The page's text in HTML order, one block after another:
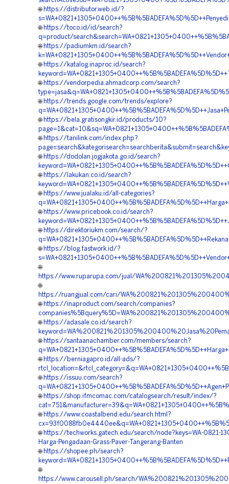
🌐 https://distributor.web.id/?
🌐 https://toco.id/id/search?
q=product/
🌐 https://padiumkm.id/search?
🌐 https://katalog.inaproc.id/search?
🌐 https://vendorpedia.ahmadcorp.com/search?
🌐 https://trends.google.com/trends/explore?
🌐 https://bela.gratisongkir.id/products/10?
🌐 https://tanilink.com/index.php?
🌐 https://dodolan.jogjakota.go.id/search?
🌐 https://lakukan.co.id/search?
🌐 https://www.jualaku.id/all-categories?
🌐 https://www.pricebook.co.id/search?
🌐 https://direktoriukm.com/search/?
🌐 https://blog.fastwork.id/?
🌐
https://www.ruparupa.com/jual/
🌐
https://ruangjual.com/cari/
🌐 https://inaproduct.com/search/companies?
🌐 https://adasale.co.id/search?
🌐 https://santaanachamber.com/members/search?
🌐 https://berniagapro.id/all-ads/?
🌐 https://issuu.com/search?
🌐 https://shop.ifmcomac.com/catalogsearch/result/index/?
🌐 https://www.coastalbend.edu/search.html?
🌐 https://techworks.gatech.edu/search/node?keys=WA-0821-
Harga-Pengadaan-Grass-Paver-Tangerang-Banten
🌐 https://shopee.ph/search?
🌐
https://www.carousell.ph/search/